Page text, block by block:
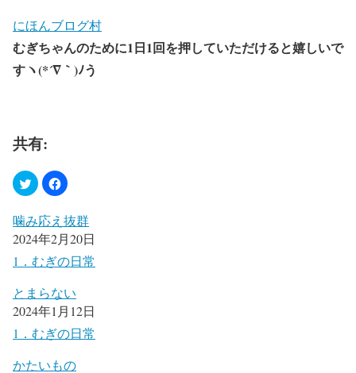
にほんブログ村
むぎちゃんのために1日1回を押していただけると嬉しいで
すヽ(*´∇｀)ﾉう
共有:
噛み応え抜群
2024年2月20日
1．むぎの日常
とまらない
2024年1月12日
1．むぎの日常
かたいもの